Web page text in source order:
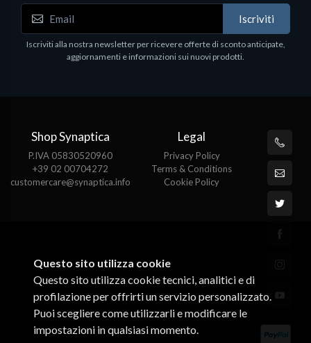
Iscriviti
Iscriviti alla nostra newsletter per ricevere offerte di sconto anticipate,
aggiornamenti e informazioni sui nuovi prodotti.
Shop Synaptica
P.IVA 05830520960
+39 02 00704272
customercare@synaptica.info
Legal
Privacy Policy
Terms & Conditions
Cookie Policy
Questo sito utilizza cookie
Questo sito utilizza cookie tecnici, analitici e di
profilazione per offrirti un servizio personalizzato.
Puoi scegliere come utilizzarli e modificare le
impostazioni in qualsiasi momento.